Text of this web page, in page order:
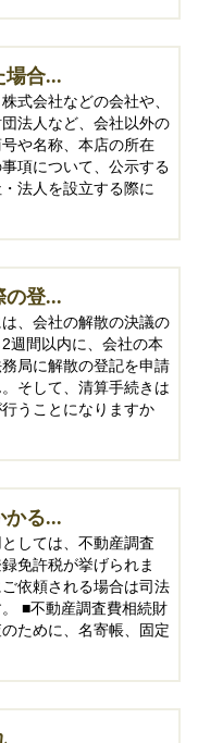
場合...
式会社などの会社や、
法人など、会社以外の
や名称、本店の所在
項について、公示する
法人を設立する際に
の登...
、会社の解散の決議の
週間以内に、会社の本
局に解散の登記を申請
そして、清算手続きは
うことになりますか
かる...
しては、不動産調査
免許税が挙げられま
依頼される場合は司法
■不動産調査費相続財
ために、名寄帳、固定